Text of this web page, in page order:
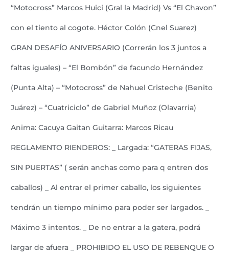
“Motocross” Marcos Huici (Gral la Madrid) Vs “El Chavon”
con el tiento al cogote. Héctor Colón (Cnel Suarez)
GRAN DESAFÍO ANIVERSARIO (Correrán los 3 juntos a
faltas iguales) – “El Bombón” de facundo Hernández
(Punta Alta) – “Motocross” de Nahuel Cristeche (Benito
Juárez) – “Cuatriciclo” de Gabriel Muñoz (Olavarria)
Anima: Cacuya Gaitan Guitarra: Marcos Ricau
REGLAMENTO RIENDEROS: _ Largada: “GATERAS FIJAS,
SIN PUERTAS” ( serán anchas como para q entren dos
caballos) _ Al entrar el primer caballo, los siguientes
tendrán un tiempo mínimo para poder ser largados. _
Máximo 3 intentos. _ De no entrar a la gatera, podrá
largar de afuera _ PROHIBIDO EL USO DE REBENQUE O